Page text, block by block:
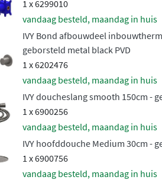
1 x 6299010
vandaag besteld, maandag in huis
IVY Bond afbouwdeel
geborsteld metal black PVD
1 x 6202476
vandaag besteld, maandag in huis
IVY doucheslang smooth 150cm -
1 x 6900256
vandaag besteld, maandag in huis
IVY hoofddouche Medium 30cm -
1 x 6900756
vandaag besteld, maandag in huis